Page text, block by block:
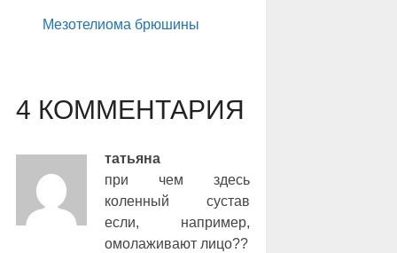
Мезотелиома брюшины
4 КОММЕНТАРИЯ
татьяна
при чем здесь
коленный сустав
если, например,
омолаживают лицо??